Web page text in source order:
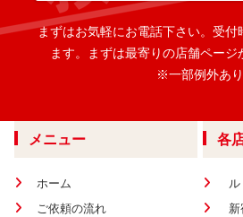
まずはお気軽にお電話下さい。 受付
ます。
まずは最寄りの店舗ページ
※一部例外あり
メニュー
ホーム
ご依頼の流れ
各